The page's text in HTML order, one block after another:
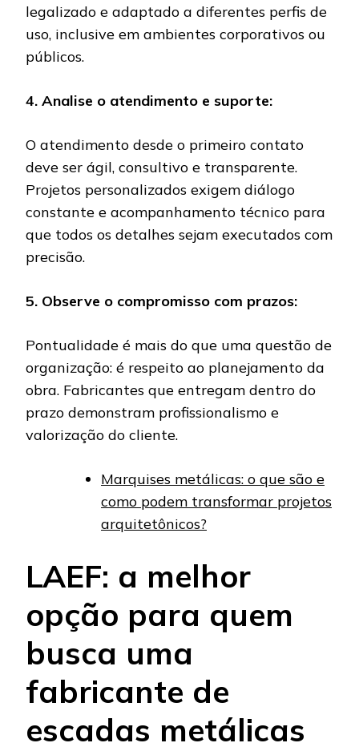
legalizado e adaptado a diferentes perfis de
uso, inclusive em ambientes corporativos ou
públicos.
4. Analise o atendimento e suporte:
O atendimento desde o primeiro contato
deve ser ágil, consultivo e transparente.
Projetos personalizados exigem diálogo
constante e acompanhamento técnico para
que todos os detalhes sejam executados com
precisão.
5. Observe o compromisso com prazos:
Pontualidade é mais do que uma questão de
organização: é respeito ao planejamento da
obra. Fabricantes que entregam dentro do
prazo demonstram profissionalismo e
valorização do cliente.
Marquises metálicas: o que são e
como podem transformar projetos
arquitetônicos?
LAEF: a melhor
opção para quem
busca uma
fabricante de
escadas metálicas